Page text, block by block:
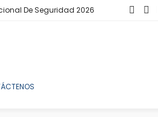
De Seguridad 2026